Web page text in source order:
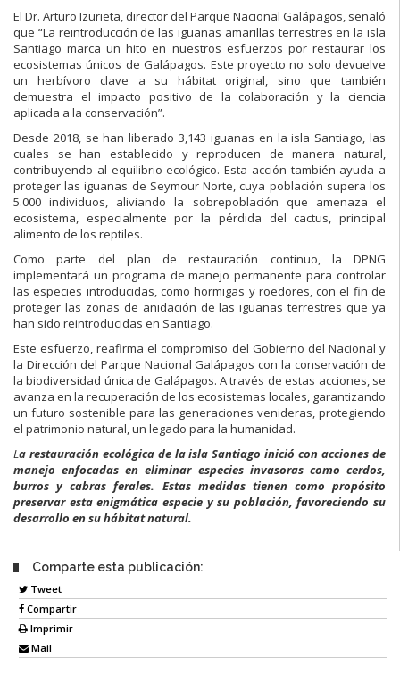
El Dr. Arturo Izurieta, director del Parque Nacional Galápagos, señaló
que “La reintroducción de las iguanas amarillas terrestres en la isla
Santiago marca un hito en nuestros esfuerzos por restaurar los
ecosistemas únicos de Galápagos. Este proyecto no solo devuelve
un herbívoro clave a su hábitat original, sino que también
demuestra el impacto positivo de la colaboración y la ciencia
aplicada a la conservación”.
Desde 2018, se han liberado 3,143 iguanas en la isla Santiago, las
cuales se han establecido y reproducen de manera natural,
contribuyendo al equilibrio ecológico. Esta acción también ayuda a
proteger las iguanas de Seymour Norte, cuya población supera los
5.000 individuos, aliviando la sobrepoblación que amenaza el
ecosistema, especialmente por la pérdida del cactus, principal
alimento de los reptiles.
Como parte del plan de restauración continuo, la DPNG
implementará un programa de manejo permanente para controlar
las especies introducidas, como hormigas y roedores, con el fin de
proteger las zonas de anidación de las iguanas terrestres que ya
han sido reintroducidas en Santiago.
Este esfuerzo, reafirma el compromiso del Gobierno del Nacional y
la Dirección del Parque Nacional Galápagos con la conservación de
la biodiversidad única de Galápagos. A través de estas acciones, se
avanza en la recuperación de los ecosistemas locales, garantizando
un futuro sostenible para las generaciones venideras, protegiendo
el patrimonio natural, un legado para la humanidad.
La restauración ecológica de la isla Santiago inició con acciones de
manejo enfocadas en eliminar especies invasoras como cerdos,
burros y cabras ferales. Estas medidas tienen como propósito
preservar esta enigmática especie y su población, favoreciendo su
desarrollo en su hábitat natural.
Comparte esta publicación:
Tweet
Compartir
Imprimir
Mail